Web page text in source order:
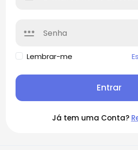
Lembrar-me
Entrar
Já tem uma Conta?